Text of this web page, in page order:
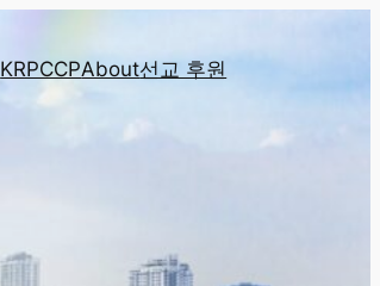
KRPCCPAbout선교 후원